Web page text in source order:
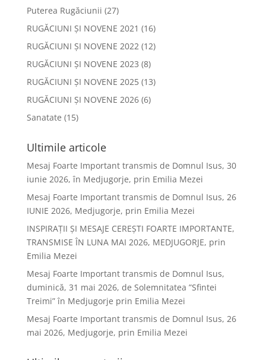
Puterea Rugăciunii (27)
RUGĂCIUNI ȘI NOVENE 2021 (16)
RUGĂCIUNI ȘI NOVENE 2022(12)
RUGĂCIUNI ȘI NOVENE 2023 (8)
RUGĂCIUNI ȘI NOVENE 2025(13)
RUGĂCIUNI ȘI NOVENE 2026(6)
Sanatate (15)
Ultimile articole
Mesaj Foarte Important transmis de Domnul Isus, 30
iunie 2026, în Medjugorje, prin Emilia Mezei
Mesaj Foarte Important transmis de Domnul Isus, 26
IUNIE 2026, Medjugorje, prin Emilia Mezei
INSPIRAȚII ȘI MESAJE CEREȘTI FOARTE IMPORTANTE,
TRANSMISE ÎN LUNA MAI 2026, MEDJUGORJE, prin
Emilia Mezei
Mesaj Foarte Important transmis de Domnul Isus,
duminică, 31 mai 2026, de Solemnitatea ”Sfintei
Treimi” în Medjugorje prin Emilia Mezei
Mesaj Foarte Important transmis de Domnul Isus, 26
mai 2026, Medjugorje, prin Emilia Mezei